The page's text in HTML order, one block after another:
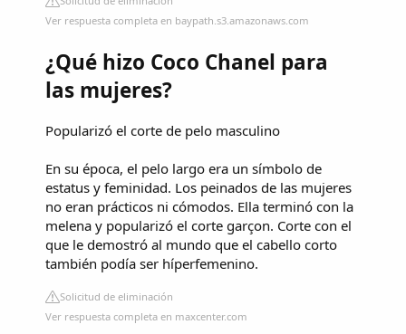
Ver respuesta completa en baypath.s3.amazonaws.com
¿Qué hizo Coco Chanel para
las mujeres?
Popularizó el corte de pelo masculino
En su época, el pelo largo era un símbolo de
estatus y feminidad. Los peinados de las mujeres
no eran prácticos ni cómodos. Ella terminó con la
melena y popularizó el corte garçon. Corte con el
que le demostró al mundo que el cabello corto
también podía ser híperfemenino.
Solicitud de eliminación
Ver respuesta completa en maxcenter.com